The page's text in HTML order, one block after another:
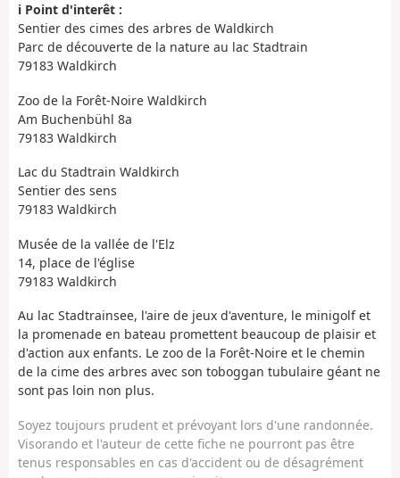
ℹ️ Point d'interêt :
Sentier des cimes des arbres de Waldkirch
Parc de découverte de la nature au lac Stadtrain
79183 Waldkirch
Zoo de la Forêt-Noire Waldkirch
Am Buchenbühl 8a
79183 Waldkirch
Lac du Stadtrain Waldkirch
Sentier des sens
79183 Waldkirch
Musée de la vallée de l'Elz
14, place de l'église
79183 Waldkirch
Au lac Stadtrainsee, l'aire de jeux d'aventure, le minigolf et
la promenade en bateau promettent beaucoup de plaisir et
d'action aux enfants. Le zoo de la Forêt-Noire et le chemin
de la cime des arbres avec son toboggan tubulaire géant ne
sont pas loin non plus.
Soyez toujours prudent et prévoyant lors d'une randonnée.
Visorando et l'auteur de cette fiche ne pourront pas être
tenus responsables en cas d'accident ou de désagrément